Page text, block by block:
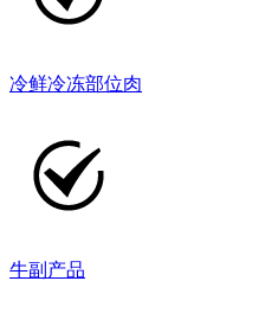
冷鲜冷冻部位肉
牛副产品